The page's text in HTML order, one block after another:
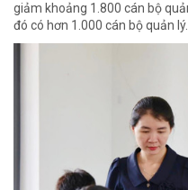
giảm khoảng 1.800 cán bộ
đó có hơn 1.000 cán bộ quản lý.